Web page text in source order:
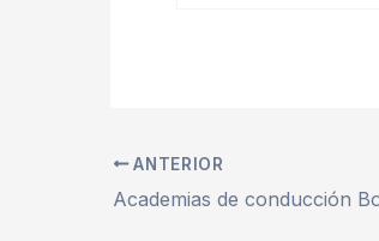
ANTERIOR
Academias de conducción